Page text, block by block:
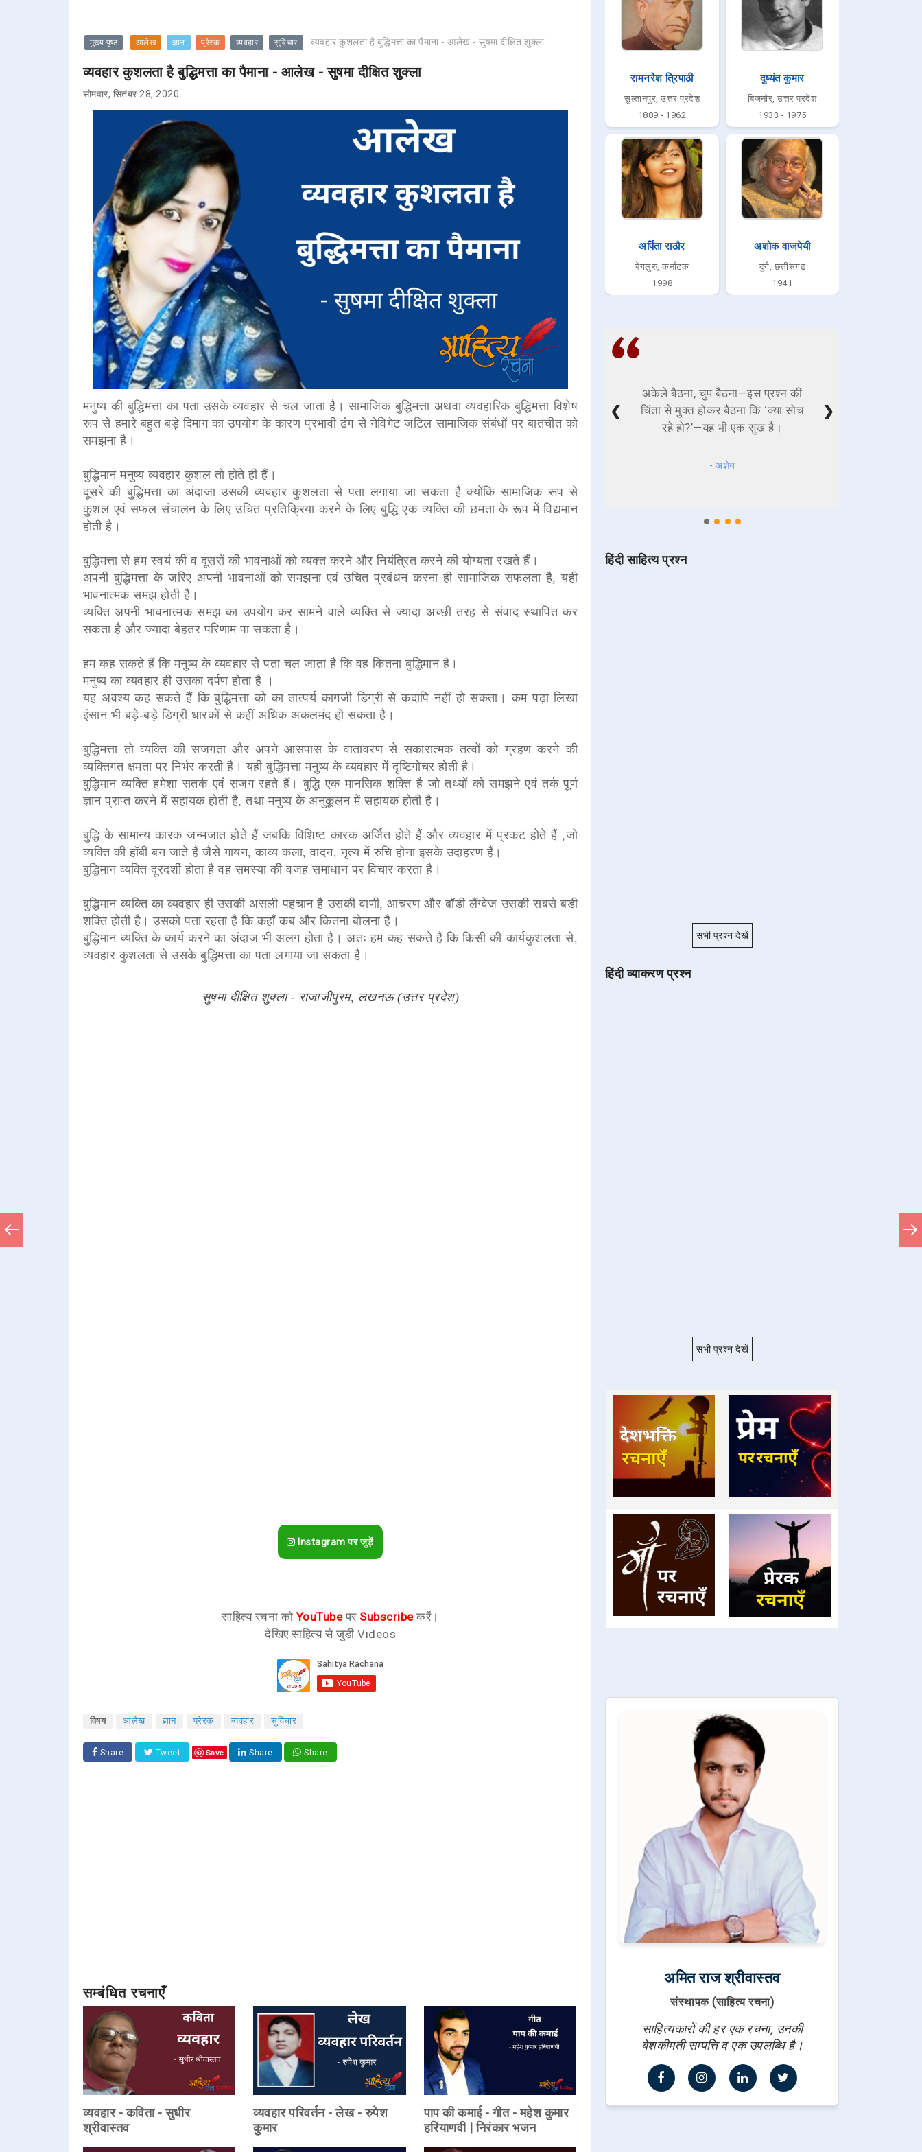
मुख्य पृष्ठ आलेख ज्ञान प्रेरक व्यवहार सुविचार व्यवहार कुशलता है बुद्धिमत्ता का पैमाना - आलेख - सुषमा दीक्षित शुक्ला
व्यवहार कुशलता है बुद्धिमत्ता का पैमाना - आलेख - सुषमा दीक्षित शुक्ला
सोमवार, सितंबर 28, 2020
मनुष्य की बुद्धिमत्ता का पता उसके व्यवहार से चल जाता है। सामाजिक बुद्धिमत्ता अथवा व्यवहारिक बुद्धिमत्ता विशेष
रूप से हमारे बहुत बड़े दिमाग का उपयोग के कारण प्रभावी ढंग से नेविगेट जटिल सामाजिक संबंधों पर बातचीत को
समझना है।
बुद्धिमान मनुष्य व्यवहार कुशल तो होते ही हैं।
दूसरे की बुद्धिमत्ता का अंदाजा उसकी व्यवहार कुशलता से पता लगाया जा सकता है क्योंकि सामाजिक रूप से
कुशल एवं सफल संचालन के लिए उचित प्रतिक्रिया करने के लिए बुद्धि एक व्यक्ति की छमता के रूप में विद्यमान
होती है।
बुद्धिमत्ता से हम स्वयं की व दूसरों की भावनाओं को व्यक्त करने और नियंत्रित करने की योग्यता रखते हैं।
अपनी बुद्धिमत्ता के जरिए अपनी भावनाओं को समझना एवं उचित प्रबंधन करना ही सामाजिक सफलता है, यही
भावनात्मक समझ होती है।
व्यक्ति अपनी भावनात्मक समझ का उपयोग कर सामने वाले व्यक्ति से ज्यादा अच्छी तरह से संवाद स्थापित कर
सकता है और ज्यादा बेहतर परिणाम पा सकता है।
हम कह सकते हैं कि मनुष्य के व्यवहार से पता चल जाता है कि वह कितना बुद्धिमान है।
मनुष्य का व्यवहार ही उसका दर्पण होता है ।
यह अवश्य कह सकते हैं कि बुद्धिमत्ता को का तात्पर्य कागजी डिग्री से कदापि नहीं हो सकता। कम पढ़ा लिखा
इंसान भी बड़े-बड़े डिग्री धारकों से कहीं अधिक अकलमंद हो सकता है।
बुद्धिमत्ता तो व्यक्ति की सजगता और अपने आसपास के वातावरण से सकारात्मक तत्वों को ग्रहण करने की
व्यक्तिगत क्षमता पर निर्भर करती है। यही बुद्धिमत्ता मनुष्य के व्यवहार में दृष्टिगोचर होती है।
बुद्धिमान व्यक्ति हमेशा सतर्क एवं सजग रहते हैं। बुद्धि एक मानसिक शक्ति है जो तथ्यों को समझने एवं तर्क पूर्ण
ज्ञान प्राप्त करने में सहायक होती है, तथा मनुष्य के अनुकूलन में सहायक होती है।
बुद्धि के सामान्य कारक जन्मजात होते हैं जबकि विशिष्ट कारक अर्जित होते हैं और व्यवहार में प्रकट होते हैं ,जो
व्यक्ति की हॉबी बन जाते हैं जैसे गायन, काव्य कला, वादन, नृत्य में रुचि होना इसके उदाहरण हैं।
बुद्धिमान व्यक्ति दूरदर्शी होता है वह समस्या की वजह समाधान पर विचार करता है।
बुद्धिमान व्यक्ति का व्यवहार ही उसकी असली पहचान है उसकी वाणी, आचरण और बॉडी लैंग्वेज उसकी सबसे बड़ी
शक्ति होती है। उसको पता रहता है कि कहाँ कब और कितना बोलना है।
बुद्धिमान व्यक्ति के कार्य करने का अंदाज भी अलग होता है। अतः हम कह सकते हैं कि किसी की कार्यकुशलता से,
व्यवहार कुशलता से उसके बुद्धिमत्ता का पता लगाया जा सकता है।
सुषमा दीक्षित शुक्ला - राजाजीपुरम, लखनऊ (उत्तर प्रदेश)
Instagram पर जुड़ें
साहित्य रचना कोYouTubeपर Subscribeकरें।
देखिए साहित्य से जुड़ी Videos
विषय आलेख ज्ञान प्रेरक व्यवहार सुविचार
Share Tweet Save Share Share
सम्बंधित रचनाएँ
व्यवहार - कविता - सुधीर
श्रीवास्तव
व्यवहार परिवर्तन - लेख - रुपेश
कुमार
पाप की कमाई - गीत - महेश कुमार
हरियाणवी | निरंकार भजन
रामनरेश त्रिपाठी
सुल्तानपुर, उत्तर प्रदेश
1889 - 1962
दुष्यंत कुमार
बिजनौर, उत्तर प्रदेश
1933 - 1975
अर्पिता राठौर
बेंगलुरु, कर्नाटक
1998
अशोक वाजपेयी
दुर्ग, छत्तीसगढ़
1941
अकेले बैठना, चुप बैठना—इस प्रश्न की
चिंता से मुक्त होकर बैठना कि ‘क्या सोच
रहे हो?’—यह भी एक सुख है।
- अज्ञेय
❮ ❯
हिंदी साहित्य प्रश्न
सभी प्रश्न देखें
हिंदी व्याकरण प्रश्न
सभी प्रश्न देखें
अमित राज श्रीवास्तव
संस्थापक (साहित्य रचना)
साहित्यकारों की हर एक रचना, उनकी
बेशकीमती सम्पत्ति व एक उपलब्धि है।